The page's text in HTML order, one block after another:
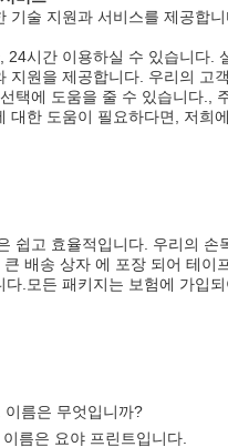
기술 지원과 서비스를 제공합
시간 이용하실 수 있습니다.
지원을 제공합니다. 우리의
택에 도움을 줄 수 있습니다.,
대한 도움이 필요하다면, 저
쉽고 효율적입니다. 우리의
배송 상자 에 포장 되어 테
.모든 패키지는 보험에 가입
름은 무엇입니까?
름은 요야 프린트입니다.